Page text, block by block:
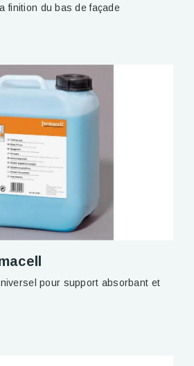
finition du bas de façade
pour support absorbant et